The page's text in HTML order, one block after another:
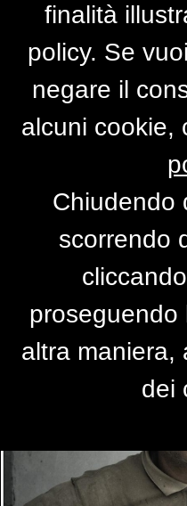
Col
di
finalità
policy. Se
negare il
alcuni cookie,
Chiudendo
scorrendo
proseguendo
altra maniera,
dei